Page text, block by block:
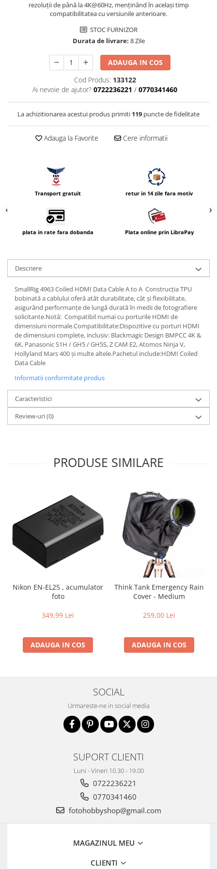
rezoluții de până la 4K@60Hz, menținând în același timp
compatibilitatea cu versiunile anterioare.
STOC FURNIZOR
Durata de livrare: 8 Zile
ADAUGA IN COS
Cod Produs: 133122
Ai nevoie de ajutor? 0722236221 / 0770341460
La achizitionarea acestui produs primiti 119 puncte de fidelitate
Adauga la Favorite Cere informatii
Transport gratuit retur in 14 zile fara motiv
plata in rate fara dobanda Plata online prin LibraPay
Descriere
SmallRig 4963 Coiled HDMI Data Cable A to A Construcția TPU
bobinată a cablului oferă atât durabilitate, cât și flexibilitate,
asigurând performanțe de lungă durată în medii de fotografiere
solicitante.Notă: Compatibil numai cu porturile HDMI de
dimensiuni normale.Compatibilitate:Dispozitive cu porturi HDMI
de dimensiuni complete, inclusiv: Blackmagic Design BMPCC 4K &
6K, Panasonic S1H / GH5 / GH5S, Z CAM E2, Atomos Ninja V,
Hollyland Mars 400 și multe altele.Pachetul include:HDMI Coiled
Data Cable
Informatii conformitate produs
Caracteristici
Review-uri(0)
PRODUSE SIMILARE
Nikon EN-EL25 , acumulator
foto
349,99 Lei
ADAUGA IN COS
Think Tank Emergency Rain
Cover - Medium
259,00 Lei
ADAUGA IN COS
SOCIAL
Urmareste-ne in social media
SUPORT CLIENTI
Luni - Vineri 10.30 - 19.00
0722236221
0770341460
fotohobbyshop@gmail.com
MAGAZINUL MEU
CLIENTI